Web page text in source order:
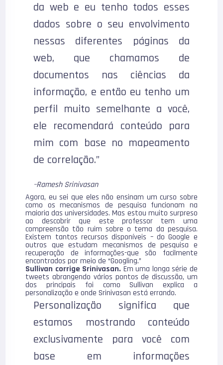
da web e eu tenho todos esses
dados sobre o seu envolvimento
nessas diferentes páginas da
web, que chamamos de
documentos nas ciências da
informação, e então eu tenho um
perfil muito semelhante a você,
ele recomendará conteúdo para
mim com base no mapeamento
de correlação.”
–Ramesh Srinivasan
Agora, eu sei que eles não ensinam um curso sobre
como os mecanismos de pesquisa funcionam na
maioria das universidades. Mas estou muito surpreso
ao descobrir que este professor tem uma
compreensão tão ruim sobre o tema da pesquisa.
Existem tantos recursos disponíveis – do Google e
outros que estudam mecanismos de pesquisa e
recuperação de informações-que são facilmente
encontrados por meio de “Googling.”
Sullivan corrige Srinivasan. Em uma longa série de
tweets abrangendo vários pontos de discussão, um
dos principais foi como Sullivan explica a
personalização e onde Srinivasan está errando.
Personalização significa que
estamos mostrando conteúdo
exclusivamente para você com
base em informações